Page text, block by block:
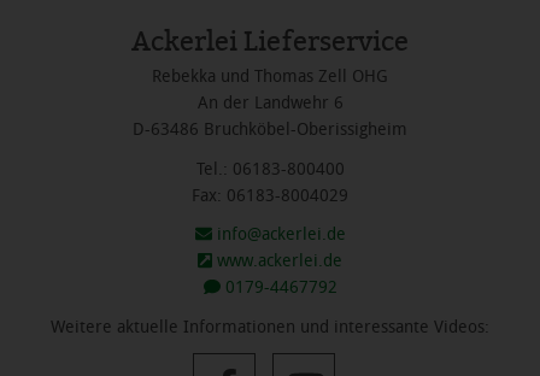
Ackerlei Lieferservice
Rebekka und Thomas Zell OHG
An der Landwehr 6
D-63486 Bruchköbel-Oberissigheim
Tel.: 06183-800400
Fax: 06183-8004029
info@ackerlei.de
www.ackerlei.de
0179-4467792
Weitere aktuelle Informationen und interessante Videos: